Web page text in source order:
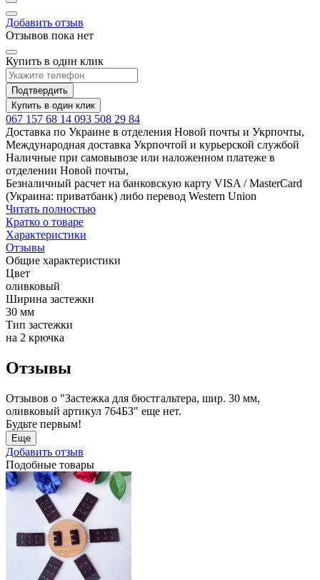
Добавить отзыв
Отзывов пока нет
Купить в один клик
Подтвердить
Купить в один клик
067 157 68 14 093 508 29 84
Доставка по Украине в отделения Новой почты и Укрпочты,
Международная доставка Укрпочтой и курьерской службой
Наличные при самовывозе или наложенном платеже в
отделении Новой почты,
Безналичный расчет на банковскую карту VISA / MasterCard
(Украина: приватбанк) либо перевод Western Union
Читать полностью
Кратко о товаре
Характеристики
Отзывы
Общие характеристики
Цвет
оливковый
Ширина застежки
30 мм
Тип застежки
на 2 крючка
Отзывы
Отзывов о "Застежка для бюстгальтера, шир. 30 мм,
оливковый артикул 764БЗ" еще нет.
Будьте первым!
Еще
Добавить отзыв
Подобные товары